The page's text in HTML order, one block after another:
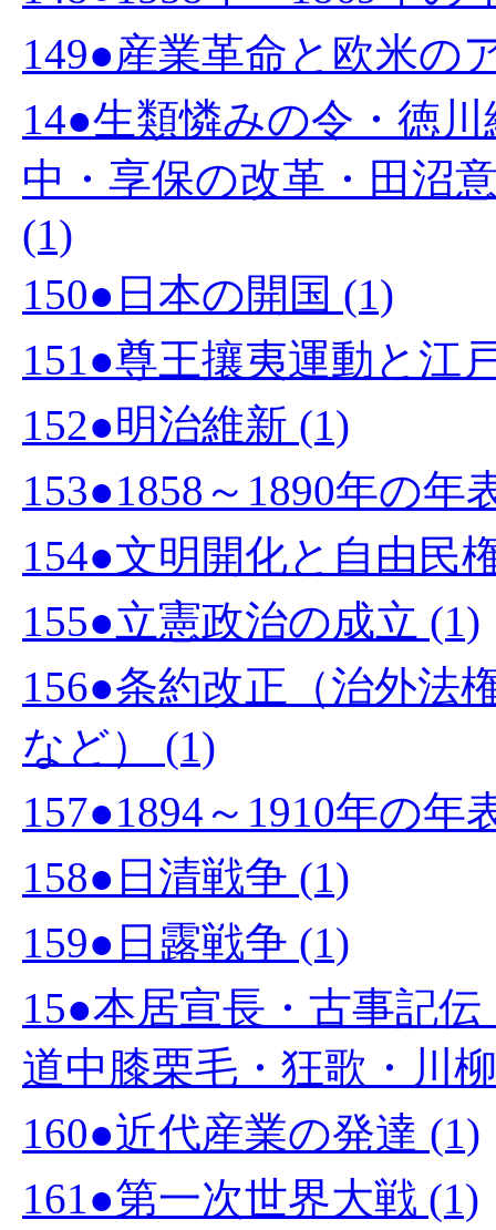
149●産業革命と欧米の
14●生類憐みの令・徳
中・享保の改革・田沼
(1)
150●日本の開国 (1)
151●尊王攘夷運動と江
152●明治維新 (1)
153●1858～1890年の年
154●文明開化と自由民
155●立憲政治の成立 (1)
156●条約改正（治外法
など） (1)
157●1894～1910年の年
158●日清戦争 (1)
159●日露戦争 (1)
15●本居宣長・古事記
道中膝栗毛・狂歌・川
160●近代産業の発達 (1)
161●第一次世界大戦 (1)